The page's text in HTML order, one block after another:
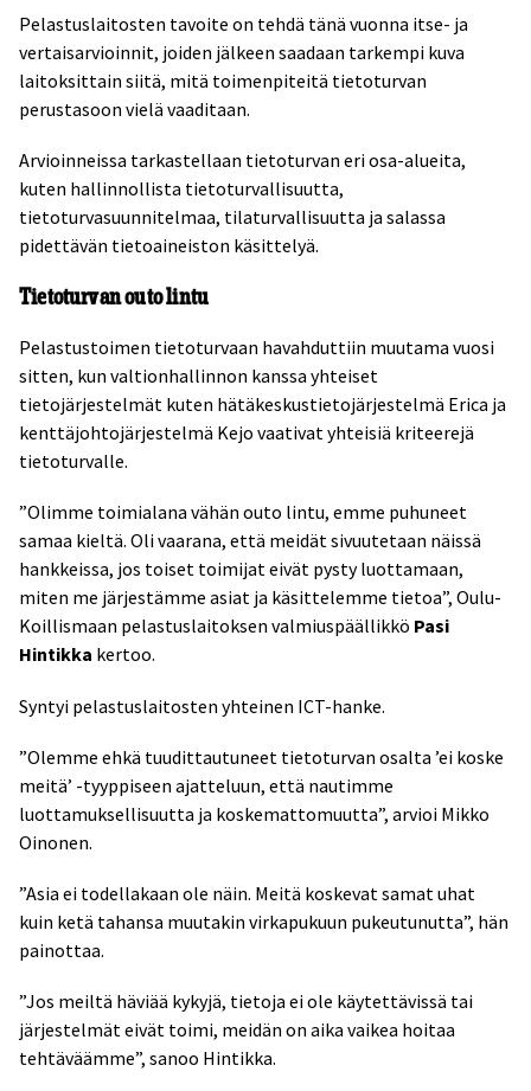
Pelastuslaitosten tavoite on tehdä tänä vuonna itse- ja
vertaisarvioinnit, joiden jälkeen saadaan tarkempi kuva
laitoksittain siitä, mitä toimenpiteitä tietoturvan
perustasoon vielä vaaditaan.
Arvioinneissa tarkastellaan tietoturvan eri osa-alueita,
kuten hallinnollista tietoturvallisuutta,
tietoturvasuunnitelmaa, tilaturvallisuutta ja salassa
pidettävän tietoaineiston käsittelyä.
Tietoturvan outo lintu
Pelastustoimen tietoturvaan havahduttiin muutama vuosi
sitten, kun valtionhallinnon kanssa yhteiset
tietojärjestelmät kuten hätäkeskustietojärjestelmä Erica ja
kenttäjohtojärjestelmä Kejo vaativat yhteisiä kriteerejä
tietoturvalle.
”Olimme toimialana vähän outo lintu, emme puhuneet
samaa kieltä. Oli vaarana, että meidät sivuutetaan näissä
hankkeissa, jos toiset toimijat eivät pysty luottamaan,
miten me järjestämme asiat ja käsittelemme tietoa”, Oulu-
Koillismaan pelastuslaitoksen valmiuspäällikkö Pasi
Hintikka kertoo.
Syntyi pelastuslaitosten yhteinen ICT-hanke.
”Olemme ehkä tuudittautuneet tietoturvan osalta ’ei koske
meitä’ -tyyppiseen ajatteluun, että nautimme
luottamuksellisuutta ja koskemattomuutta”, arvioi Mikko
Oinonen.
”Asia ei todellakaan ole näin. Meitä koskevat samat uhat
kuin ketä tahansa muutakin virkapukuun pukeutunutta”, hän
painottaa.
”Jos meiltä häviää kykyjä, tietoja ei ole käytettävissä tai
järjestelmät eivät toimi, meidän on aika vaikea hoitaa
tehtäväämme”, sanoo Hintikka.